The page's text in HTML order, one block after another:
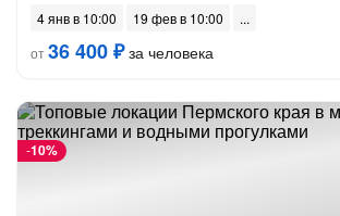
4 янв в 10:00
19 фев в 10:00
от36 400 ₽за человека
-10%